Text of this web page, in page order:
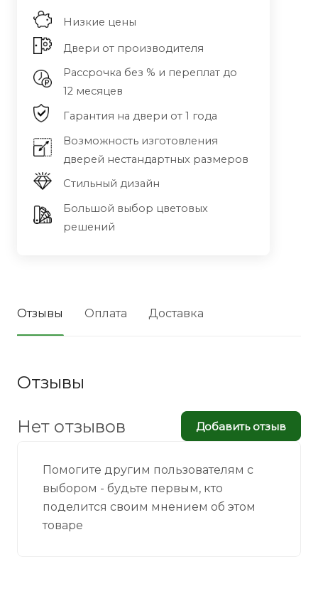
Низкие цены
Двери от производителя
Рассрочка без % и переплат до
12 месяцев
Гарантия на двери от 1 года
Возможность изготовления
дверей нестандартных размеров
Стильный дизайн
Большой выбор цветовых
решений
Отзывы Оплата Доставка
Отзывы
Помогите другим пользователям с
выбором - будьте первым, кто
поделится своим мнением об этом
товаре
Нет отзывов Добавить отзыв